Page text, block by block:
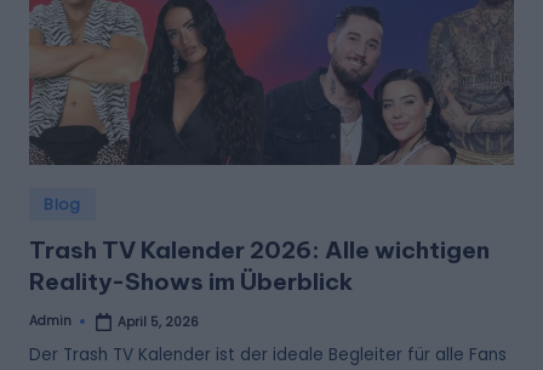
Posted
Blog
Trash TV Kalender 2026: Alle wichtigen
Reality-Shows im Überblick
Posted
Admin April 5, 2026
Der Trash TV Kalender ist der ideale Begleiter für alle Fans